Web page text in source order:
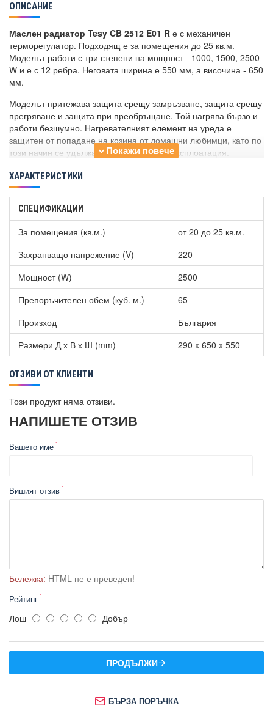
ОПИСАНИЕ
Маслен радиатор Tesy CB 2512 E01 R е с механичен
терморегулатор. Подходящ е за помещения до 25 кв.м.
Моделът работи с три степени на мощност - 1000, 1500, 2500
W и е с 12 ребра. Неговата ширина е 550 мм, а височина - 650
мм.
Моделът притежава защита срещу замръзване, защита срещу
прегряване и защита при преобръщане. Той нагрява бързо и
работи безшумно. Нагревателният елемент на уреда е
защитен от попадане на козина от домашни любимци, като по
този начин се удължава неговата дълга експлоатация.
ХАРАКТЕРИСТИКИ
СПЕЦИФИКАЦИИ
За помещения (кв.м.)
от 20 до 25 кв.м.
Захранващо напрежение (V)
220
Мощност (W)
2500
Препоръчителен обем (куб. м.)
65
Произход
България
Размери Д х В х Ш (mm)
290 x 650 x 550
ОТЗИВИ ОТ КЛИЕНТИ
Този продукт няма отзиви.
НАПИШЕТЕ ОТЗИВ
Вашето име
Вишият отзив
Бележка: HTML не е преведен!
Рейтинг
Лош Добър
ПРОДЪЛЖИ
БЪРЗА ПОРЪЧКА